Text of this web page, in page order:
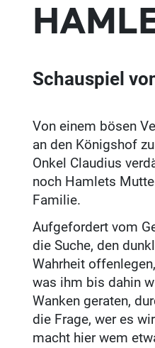
Schauspiel
Von einem bösen
an den Königshof
Onkel Claudius
noch Hamlets
Familie.
Aufgefordert vom
die Suche, den
Wahrheit
was ihm bis dahin
Wanken geraten,
die Frage, wer es
macht hier wem